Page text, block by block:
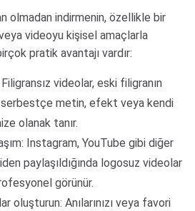
olmadan indirmenin, özellikle bir
videoyu kişisel amaçlarla
pratik avantajı vardır:
videolar, eski filigranın
serbestçe metin, efekt veya kendi
olanak tanır.
Instagram, YouTube gibi diğer
paylaşıldığında logosuz videolar
görünür.
oluşturun: Anılarınızı veya favori